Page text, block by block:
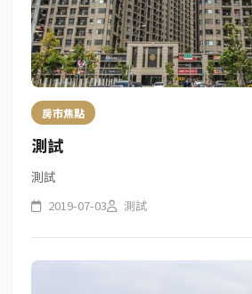
房市焦點
測試
測試
2019-07-03 測試